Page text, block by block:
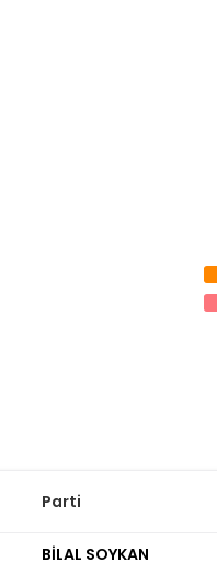
Parti
BİLAL SOYKAN